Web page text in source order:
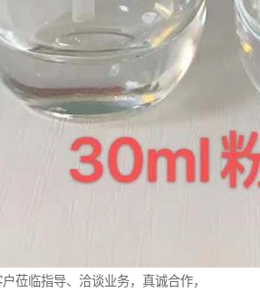
莅临指导、洽谈业务，真诚合作，